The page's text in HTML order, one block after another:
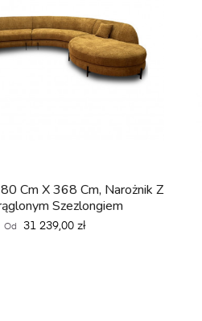
Cm X 368 Cm, Narożnik Z
Szezlongiem
Od Cena
31 239,00 zł